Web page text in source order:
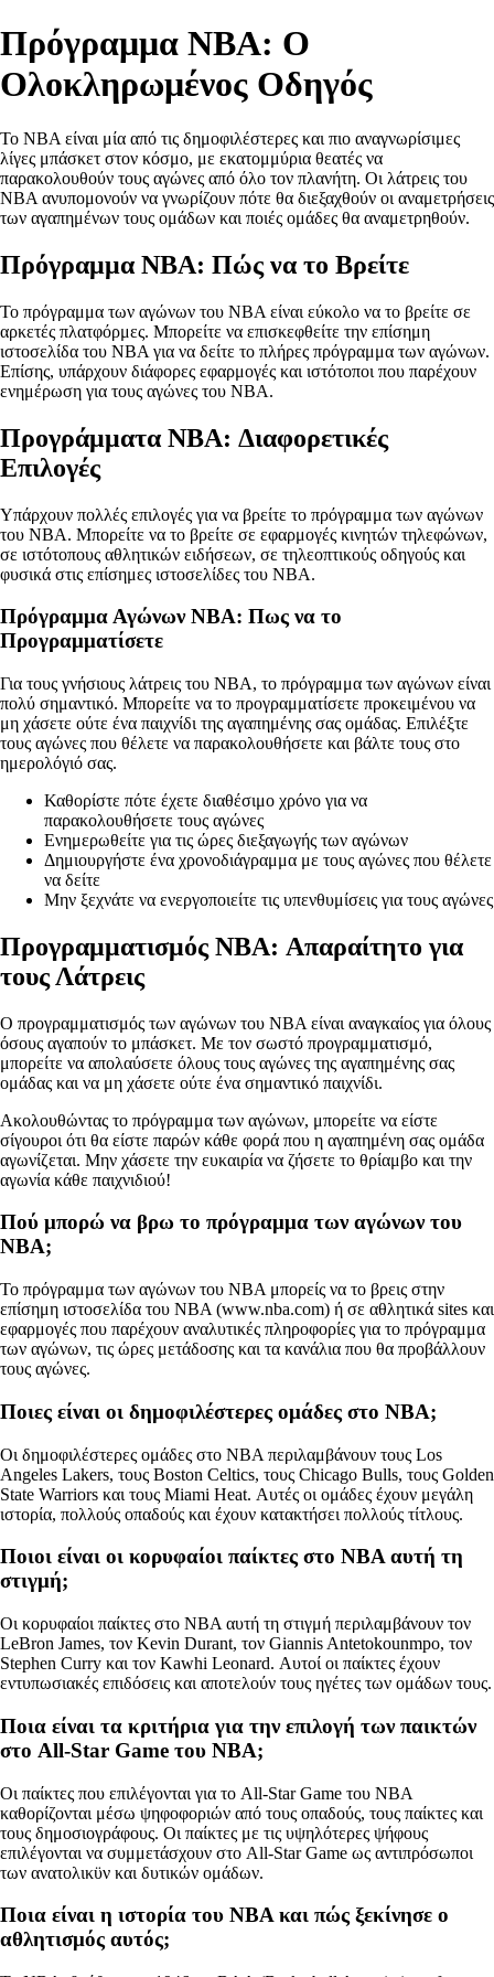
Πρόγραμμα NBA: Ο
Ολοκληρωμένος Οδηγός
Το NBA είναι μία από τις δημοφιλέστερες και πιο αναγνωρίσιμες
λίγες μπάσκετ στον κόσμο, με εκατομμύρια θεατές να
παρακολουθούν τους αγώνες από όλο τον πλανήτη. Οι λάτρεις του
NBA ανυπομονούν να γνωρίζουν πότε θα διεξαχθούν οι αναμετρήσεις
των αγαπημένων τους ομάδων και ποιές ομάδες θα αναμετρηθούν.
Πρόγραμμα NBA: Πώς να το Βρείτε
Το πρόγραμμα των αγώνων του NBA είναι εύκολο να το βρείτε σε
αρκετές πλατφόρμες. Μπορείτε να επισκεφθείτε την επίσημη
ιστοσελίδα του NBA για να δείτε το πλήρες πρόγραμμα των αγώνων.
Επίσης, υπάρχουν διάφορες εφαρμογές και ιστότοποι που παρέχουν
ενημέρωση για τους αγώνες του NBA.
Προγράμματα NBA: Διαφορετικές
Επιλογές
Υπάρχουν πολλές επιλογές για να βρείτε το πρόγραμμα των αγώνων
του NBA. Μπορείτε να το βρείτε σε εφαρμογές κινητών τηλεφώνων,
σε ιστότοπους αθλητικών ειδήσεων, σε τηλεοπτικούς οδηγούς και
φυσικά στις επίσημες ιστοσελίδες του NBA.
Πρόγραμμα Αγώνων NBA: Πως να το
Προγραμματίσετε
Για τους γνήσιους λάτρεις του NBA, το πρόγραμμα των αγώνων είναι
πολύ σημαντικό. Μπορείτε να το προγραμματίσετε προκειμένου να
μη χάσετε ούτε ένα παιχνίδι της αγαπημένης σας ομάδας. Επιλέξτε
τους αγώνες που θέλετε να παρακολουθήσετε και βάλτε τους στο
ημερολόγιό σας.
Καθορίστε πότε έχετε διαθέσιμο χρόνο για να
παρακολουθήσετε τους αγώνες
Ενημερωθείτε για τις ώρες διεξαγωγής των αγώνων
Δημιουργήστε ένα χρονοδιάγραμμα με τους αγώνες που θέλετε
να δείτε
Μην ξεχνάτε να ενεργοποιείτε τις υπενθυμίσεις για τους αγώνες
Προγραμματισμός NBA: Απαραίτητο για
τους Λάτρεις
Ο προγραμματισμός των αγώνων του NBA είναι αναγκαίος για όλους
όσους αγαπούν το μπάσκετ. Με τον σωστό προγραμματισμό,
μπορείτε να απολαύσετε όλους τους αγώνες της αγαπημένης σας
ομάδας και να μη χάσετε ούτε ένα σημαντικό παιχνίδι.
Ακολουθώντας το πρόγραμμα των αγώνων, μπορείτε να είστε
σίγουροι ότι θα είστε παρών κάθε φορά που η αγαπημένη σας ομάδα
αγωνίζεται. Μην χάσετε την ευκαιρία να ζήσετε το θρίαμβο και την
αγωνία κάθε παιχνιδιού!
Πού μπορώ να βρω το πρόγραμμα των αγώνων του
NBA;
Το πρόγραμμα των αγώνων του NBA μπορείς να το βρεις στην
επίσημη ιστοσελίδα του NBA (www.nba.com) ή σε αθλητικά sites και
εφαρμογές που παρέχουν αναλυτικές πληροφορίες για το πρόγραμμα
των αγώνων, τις ώρες μετάδοσης και τα κανάλια που θα προβάλλουν
τους αγώνες.
Ποιες είναι οι δημοφιλέστερες ομάδες στο NBA;
Οι δημοφιλέστερες ομάδες στο NBA περιλαμβάνουν τους Los
Angeles Lakers, τους Boston Celtics, τους Chicago Bulls, τους Golden
State Warriors και τους Miami Heat. Αυτές οι ομάδες έχουν μεγάλη
ιστορία, πολλούς οπαδούς και έχουν κατακτήσει πολλούς τίτλους.
Ποιοι είναι οι κορυφαίοι παίκτες στο NBA αυτή τη
στιγμή;
Οι κορυφαίοι παίκτες στο NBA αυτή τη στιγμή περιλαμβάνουν τον
LeBron James, τον Kevin Durant, τον Giannis Antetokounmpo, τον
Stephen Curry και τον Kawhi Leonard. Αυτοί οι παίκτες έχουν
εντυπωσιακές επιδόσεις και αποτελούν τους ηγέτες των ομάδων τους.
Ποια είναι τα κριτήρια για την επιλογή των παικτών
στο All-Star Game του NBA;
Οι παίκτες που επιλέγονται για το All-Star Game του NBA
καθορίζονται μέσω ψηφοφοριών από τους οπαδούς, τους παίκτες και
τους δημοσιογράφους. Οι παίκτες με τις υψηλότερες ψήφους
επιλέγονται να συμμετάσχουν στο All-Star Game ως αντιπρόσωποι
των ανατολικϋν και δυτικών ομάδων.
Ποια είναι η ιστορία του NBA και πώς ξεκίνησε ο
αθλητισμός αυτός;